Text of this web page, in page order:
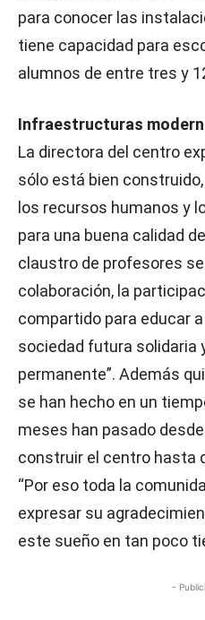
para conocer las
tiene capacidad para
alumnos de entre tres y
Infraestructuras
La directora del centro
sólo está bien
los recursos humanos y
para una buena calidad
claustro de profesores
colaboración, la
compartido para educar
sociedad futura solidaria
permanente”. Además
se han hecho en un
meses han pasado
construir el centro hasta
“Por eso toda la
expresar su
este sueño en tan poco
-